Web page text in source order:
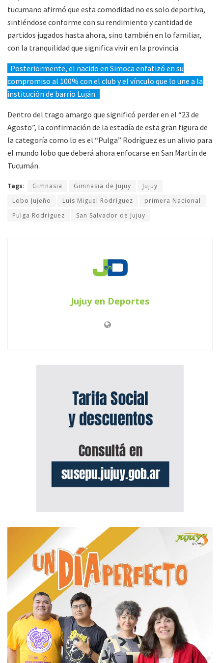
tucumano afirmó que esta comodidad no es solo deportiva,
sintiéndose conforme con su rendimiento y cantidad de
partidos jugados hasta ahora, sino también en lo familiar,
con la tranquilidad que significa vivir en la provincia.
Posteriormente, el nacido en Simoca enfatizó en su
compromiso al 100% con el club y el vínculo que lo une a la
institución de barrio Luján.
Dentro del trago amargo que significó perder en el “23 de
Agosto”, la confirmación de la estadía de esta gran figura de
la categoría como lo es el “Pulga” Rodríguez es un alivio para
el mundo lobo que deberá ahora enfocarse en San Martín de
Tucumán.
Tags: Gimnasia Gimnasia de Jujuy
Jujuy
Lobo Jujeño
Luis Miguel Rodríguez
primera Nacional
Pulga Rodríguez
San Salvador de Jujuy
Jujuy en Deportes